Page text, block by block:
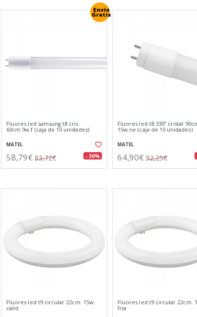
Envío
Gratis
Fluores.led samsung t8 cris.
60cm.9w.f (caja de 10 unidades)
MATEL
58,79€ 83,72€ - 30%
Fluores.led t8 330º cristal
15w.ne (caja de 10 unidades)
MATEL
64,90€ 92,25€
Fluores.led t9 circular 22cm. 15w.
calid
Fluores.led t9 circular 22cm.
fria